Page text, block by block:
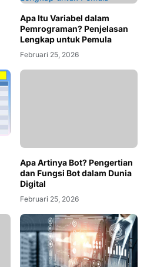
Apa Itu Variabel dalam
Pemrograman? Penjelasan
Lengkap untuk Pemula
Februari 25, 2026
Apa Artinya Bot? Pengertian
dan Fungsi Bot dalam Dunia
Digital
Februari 25, 2026